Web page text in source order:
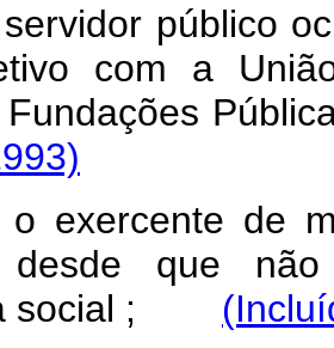
público
com a
de
desde que
social ;